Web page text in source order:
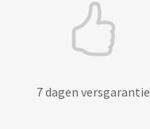
7 dagen versgarantie